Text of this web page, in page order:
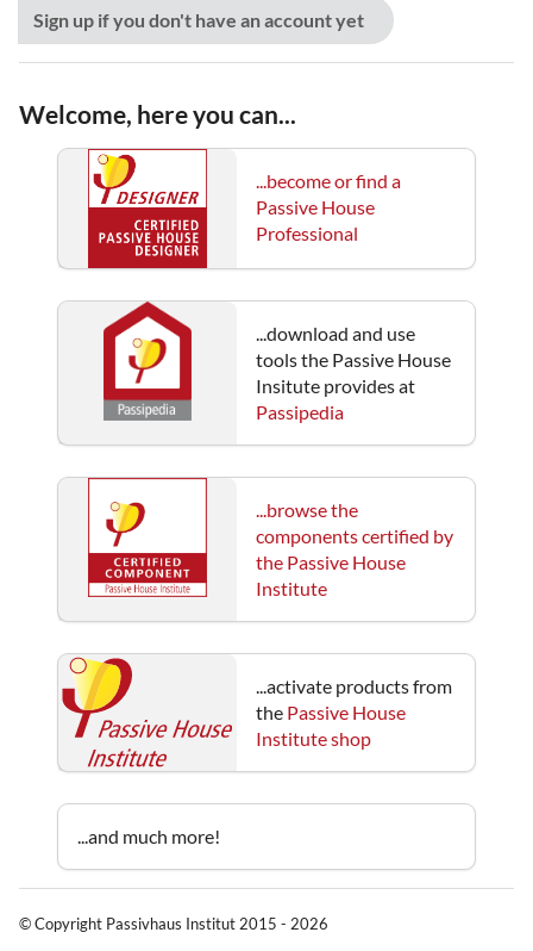
Sign up if you don't have an account yet
Welcome, here you can...
...become or find a
Passive House
Professional
...download and use
tools the Passive House
Insitute provides at
Passipedia
...browse the
components certified by
the Passive House
Institute
...activate products from
the Passive House
Institute shop
...and much more!
© Copyright Passivhaus Institut 2015 - 2026